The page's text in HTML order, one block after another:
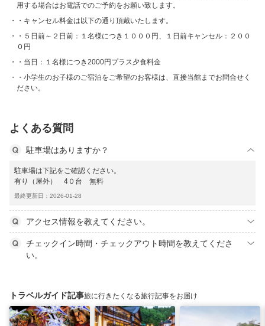
用する場合はお電話でのご予約をお願い致します。
・キャンセル料金は以下の通り頂戴いたします。
・５日前～２日前：１名様につき１０００円、１日前キャンセル：２００
０円
・当日：１名様につき2000円プラス夕食料金
・小学生のお子様のご宿泊をご希望のお客様は、直接当館までお問合せく
ださい。
よくある質問
駐車場はありますか？
駐車場は下記をご確認ください。
有り（屋外） 4０台 無料
最終更新日：2026-01-28
アクセス情報を教えてください。
チェックイン時間・チェックアウト時間を教えてくださ
い。
トラベルガイド記事旅に行きたくなる旅行記事をお届け